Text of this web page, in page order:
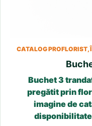
CATALOG PROFLORIST,
Buchet 3
pregătit prin
imagine de